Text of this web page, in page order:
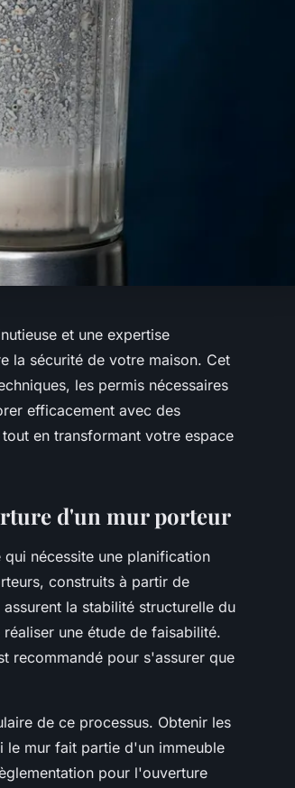
et une expertise
la sécurité de votre maison. Cet
les permis nécessaires
efficacement avec des
en transformant votre espace
d'un mur porteur
nécessite une planification
construits à partir de
la stabilité structurelle du
une étude de faisabilité.
recommandé pour s'assurer que
de ce processus. Obtenir les
le mur fait partie d'un immeuble
pour l'ouverture